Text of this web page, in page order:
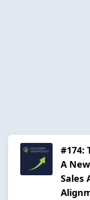
#174:
A
Sales